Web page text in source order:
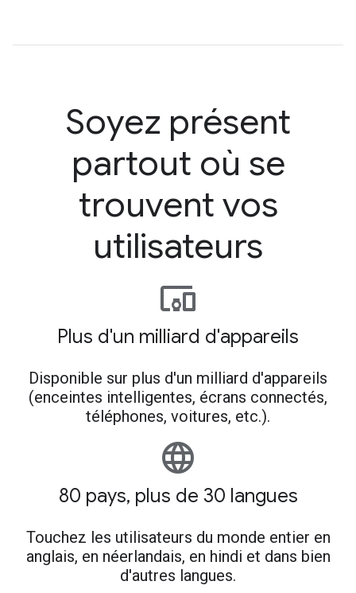
Soyez présent
partout où se
trouvent vos
utilisateurs
devices_other
Plus d'un milliard d'appareils
Disponible sur plus d'un milliard d'appareils
(enceintes intelligentes, écrans connectés,
téléphones, voitures, etc.).
language
80 pays, plus de 30 langues
Touchez les utilisateurs du monde entier en
anglais, en néerlandais, en hindi et dans bien
d'autres langues.